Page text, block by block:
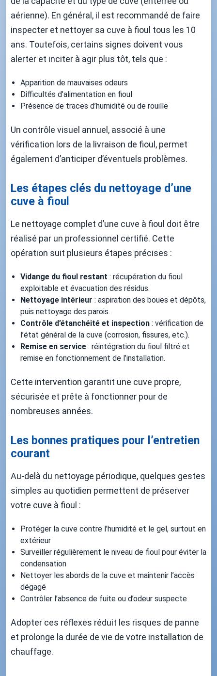
aérienne). En général, il est recommandé de faire
inspecter et nettoyer sa cuve à fioul tous les 10
ans. Toutefois, certains signes doivent vous
alerter et inciter à agir plus tôt, tels que :
Apparition de mauvaises odeurs
Difficultés d’alimentation en fioul
Présence de traces d’humidité ou de rouille
Un contrôle visuel annuel, associé à une
vérification lors de la livraison de fioul, permet
également d’anticiper d’éventuels problèmes.
Les étapes clés du nettoyage d’une
cuve à fioul
Le nettoyage complet d’une cuve à fioul doit être
réalisé par un professionnel certifié. Cette
opération suit plusieurs étapes précises :
Vidange du fioul restant : récupération du fioul
exploitable et évacuation des résidus.
Nettoyage intérieur : aspiration des boues et dépôts,
puis nettoyage des parois.
Contrôle d’étanchéité et inspection : vérification de
l’état général de la cuve (corrosion, fissures, etc.).
Remise en service : réintégration du fioul filtré et
remise en fonctionnement de l’installation.
Cette intervention garantit une cuve propre,
sécurisée et prête à fonctionner pour de
nombreuses années.
Les bonnes pratiques pour l’entretien
courant
Au-delà du nettoyage périodique, quelques gestes
simples au quotidien permettent de préserver
votre cuve à fioul :
Protéger la cuve contre l’humidité et le gel, surtout en
extérieur
Surveiller régulièrement le niveau de fioul pour éviter la
condensation
Nettoyer les abords de la cuve et maintenir l’accès
dégagé
Contrôler l’absence de fuite ou d’odeur suspecte
Adopter ces réflexes réduit les risques de panne
et prolonge la durée de vie de votre installation de
chauffage.